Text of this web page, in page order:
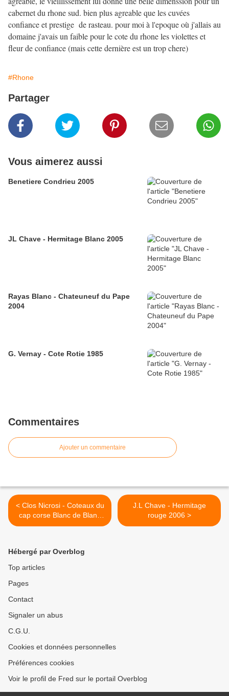
cabernet du rhone sud. bien plus agreable que les cuvées
confiance et prestige de rasteau. pour moi à l'epoque où j'allais au
domaine j'avais un faible pour le cote du rhone les violettes et
fleur de confiance (mais cette dernière est un trop chere)
#Rhone
Partager
Vous aimerez aussi
Benetiere Condrieu 2005
JL Chave - Hermitage Blanc 2005
Rayas Blanc - Chateuneuf du Pape
2004
G. Vernay - Cote Rotie 1985
Commentaires
Ajouter un commentaire
< Clos Nicrosi - Coteaux du
cap corse Blanc de Blanc
2004
J.L Chave - Hermitage
rouge 2006 >
Hébergé par Overblog
Top articles
Pages
Contact
Signaler un abus
C.G.U.
Cookies et données personnelles
Préférences cookies
Voir le profil de Fred sur le portail Overblog